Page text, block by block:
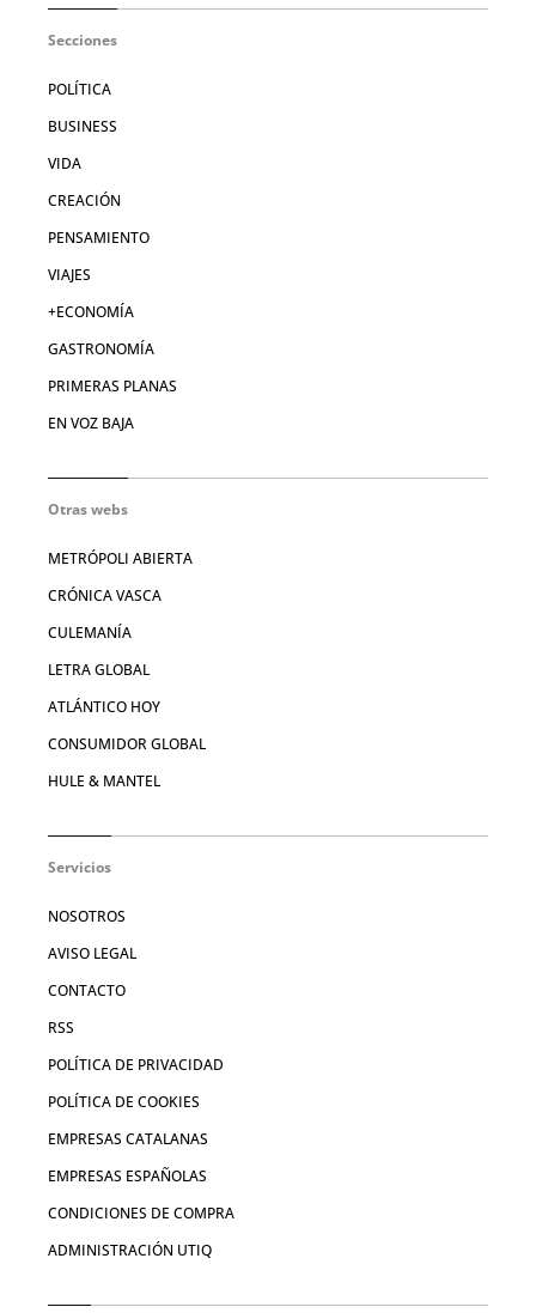
Secciones
POLÍTICA
BUSINESS
VIDA
CREACIÓN
PENSAMIENTO
VIAJES
+ECONOMÍA
GASTRONOMÍA
PRIMERAS PLANAS
EN VOZ BAJA
Otras webs
METRÓPOLI ABIERTA
CRÓNICA VASCA
CULEMANÍA
LETRA GLOBAL
ATLÁNTICO HOY
CONSUMIDOR GLOBAL
HULE & MANTEL
Servicios
NOSOTROS
AVISO LEGAL
CONTACTO
RSS
POLÍTICA DE PRIVACIDAD
POLÍTICA DE COOKIES
EMPRESAS CATALANAS
EMPRESAS ESPAÑOLAS
CONDICIONES DE COMPRA
ADMINISTRACIÓN UTIQ